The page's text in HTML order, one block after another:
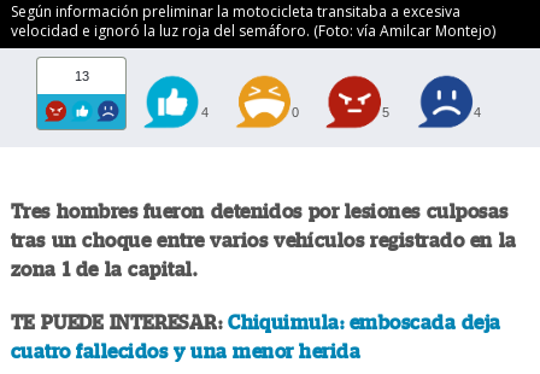
Según información preliminar la motocicleta transitaba a excesiva
velocidad e ignoró la luz roja del semáforo. (Foto: vía Amilcar Montejo)
13
4 0 5 4
Tres hombres fueron detenidos por lesiones culposas
tras un choque entre varios vehículos registrado en la
zona 1 de la capital.
TE PUEDE INTERESAR:Chiquimula: emboscada deja
cuatro fallecidos y una menor herida